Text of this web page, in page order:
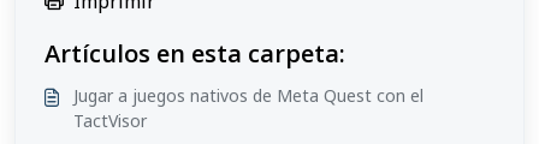
Artículos en esta carpeta:
Jugar a juegos nativos de Meta Quest con el
TactVisor